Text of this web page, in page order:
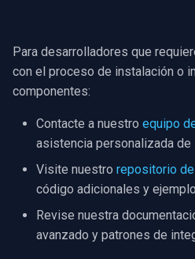
Para desarrolladores que
con el proceso de instalación o
componentes:
Contacte a nuestro equipo
asistencia personalizada de
Visite nuestro repositorio de
código adicionales y
Revise nuestra
avanzado y patrones de